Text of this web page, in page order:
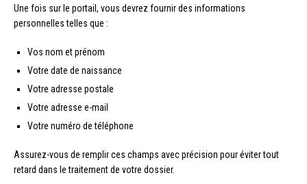
Une fois sur le portail, vous devrez fournir des informations
personnelles telles que :
Vos nom et prénom
Votre date de naissance
Votre adresse postale
Votre adresse e-mail
Votre numéro de téléphone
Assurez-vous de remplir ces champs avec précision pour éviter tout
retard dans le traitement de votre dossier.